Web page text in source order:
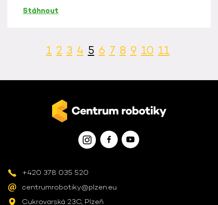
Stáhnout
1 2 3 4 5 6 7 8 9 10 11
+420 378 035 520
centrumrobotiky@plzen.eu
Cukrovarská 23C, Plzeň